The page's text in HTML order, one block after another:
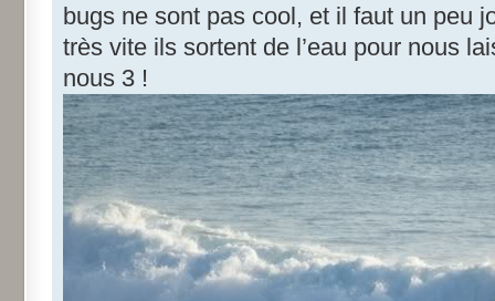
bugs ne sont pas cool, et il faut un peu
très vite ils sortent de l’eau pour nous
nous 3 !